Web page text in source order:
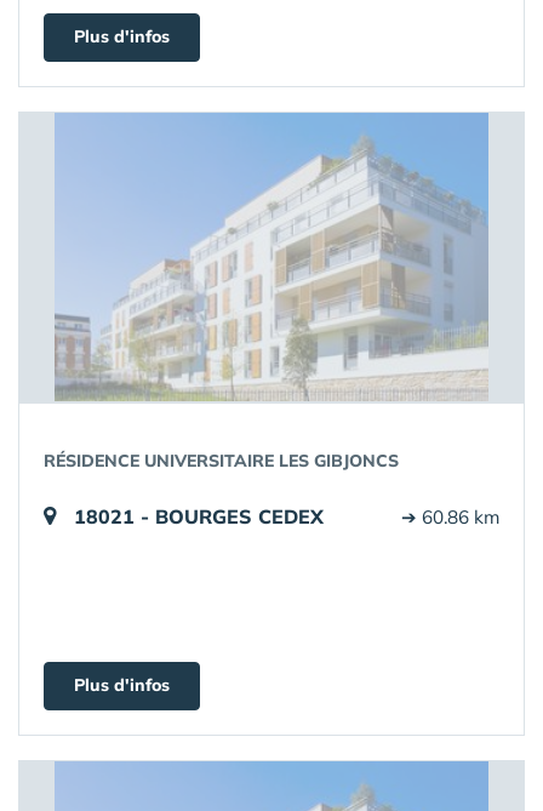
Plus d'infos
RÉSIDENCE UNIVERSITAIRE LES GIBJONCS
18021 - BOURGES CEDEX ➔ 60.86 km
Plus d'infos